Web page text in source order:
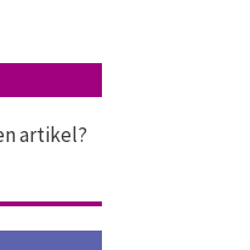
artikel?